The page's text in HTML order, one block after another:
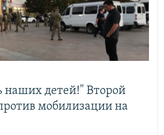
наших детей!" Второй
мобилизации на